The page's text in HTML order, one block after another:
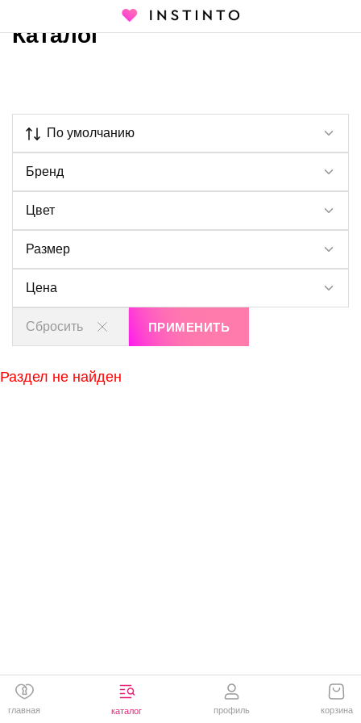
Каталог
Каталог
По умолчанию
Бренд
Цвет
Размер
Цена
Сбросить ПРИМЕНИТЬ
Раздел не найден
главная каталог профиль корзина